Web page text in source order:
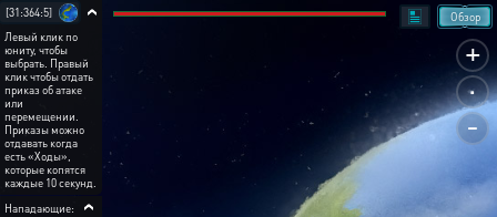
+
.
-
Обзор
[31:364:5]
Левый клик по
юниту, чтобы
выбрать. Правый
клик чтобы отдать
приказ об атаке
или
перемещении.
Приказы можно
отдавать когда
есть «Ходы»,
которые копятся
каждые 10 секунд.
Нападающие: